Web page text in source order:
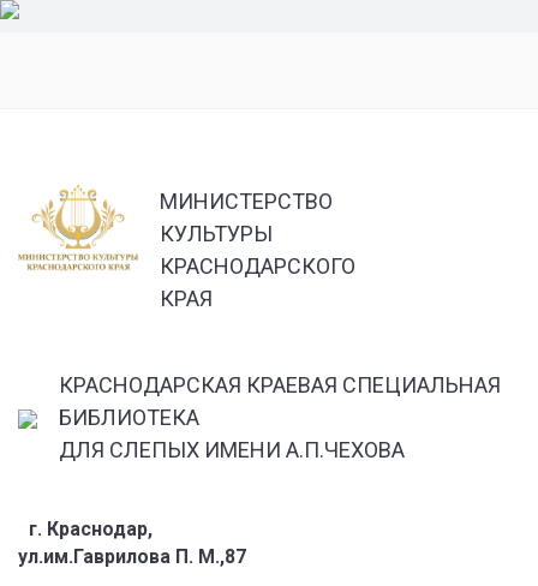
МИНИСТЕРСТВО
КУЛЬТУРЫ
КРАСНОДАРСКОГО
КРАЯ
КРАСНОДАРСКАЯ КРАЕВАЯ СПЕЦИАЛЬНАЯ
БИБЛИОТЕКА
ДЛЯ СЛЕПЫХ ИМЕНИ А.П.ЧЕХОВА
г. Краснодар,
ул.им.Гаврилова П. М.,87